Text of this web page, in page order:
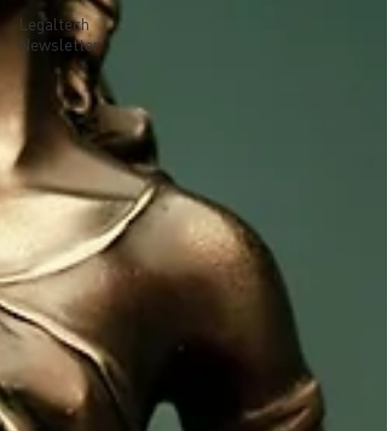
Legaltech
Newsletter